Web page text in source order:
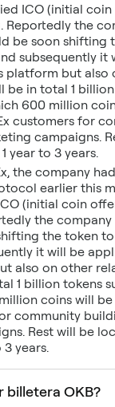
ICO (initial
Reportedly the
be soon shifting
subsequently it
platform but
be in total 1
600 million
customers for
campaigns.
year to 3 years.
the company
earlier this
(initial coin
the
the token
it will be
also on other
1 billion tokens
coins will
community
Rest will be
years.
billetera OKB?